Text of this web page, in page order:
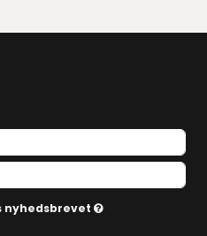
nyhedsbrevet